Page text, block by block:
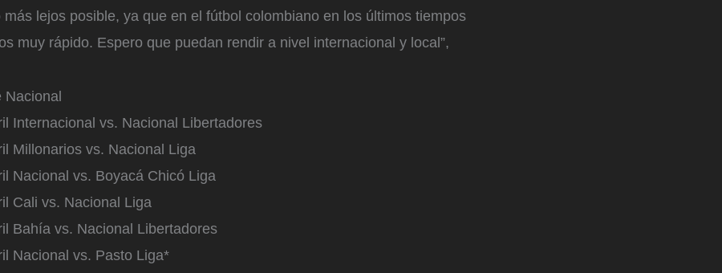
más lejos posible, ya que en el fútbol colombiano en los últimos tiempos
muy rápido. Espero que puedan rendir a nivel internacional y local”,
Nacional
Internacional vs. Nacional Libertadores
Millonarios vs. Nacional Liga
Nacional vs. Boyacá Chicó Liga
Cali vs. Nacional Liga
Bahía vs. Nacional Libertadores
Nacional vs. Pasto Liga*